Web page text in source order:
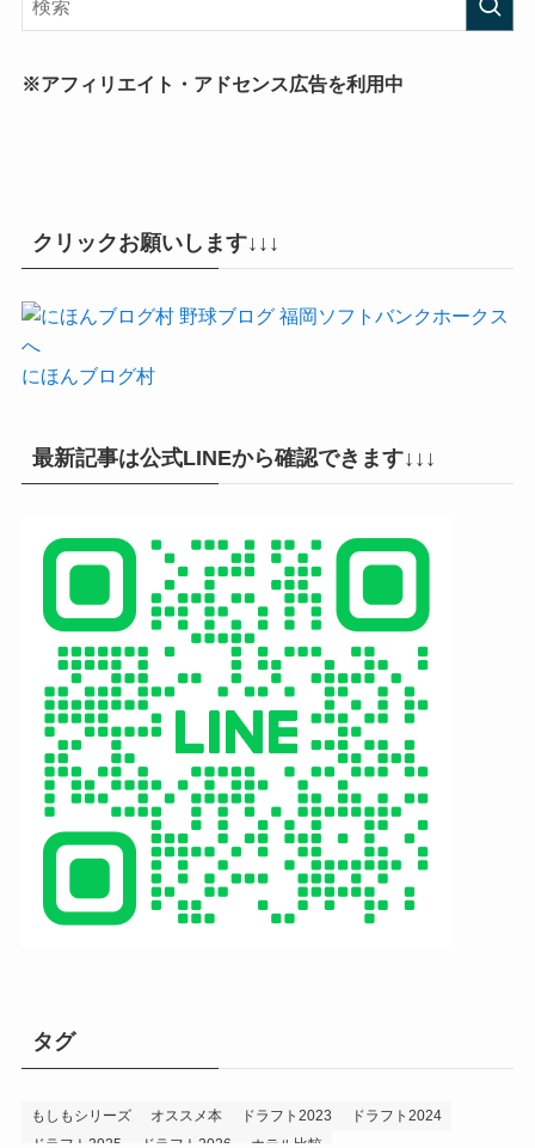
※アフィリエイト・アドセンス広告を利用中
クリックお願いします↓↓↓
にほんブログ村
最新記事は公式LINEから確認できます↓↓↓
タグ
もしもシリーズ オススメ本 ドラフト2023
ドラフト2024
ドラフト2025
ドラフト2026 ホテル比較